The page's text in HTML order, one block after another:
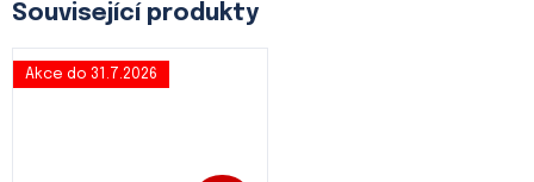
Související produkty
Akce do 31.7.2026